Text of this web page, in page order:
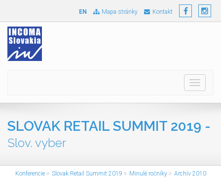
EN Mapa stránky Kontakt
Toggle
SLOVAK RETAIL SUMMIT 2019 -
Slov. vyber
Konferencie Slovak Retail Summit 2019 Minulé ročníky
Archív 2010